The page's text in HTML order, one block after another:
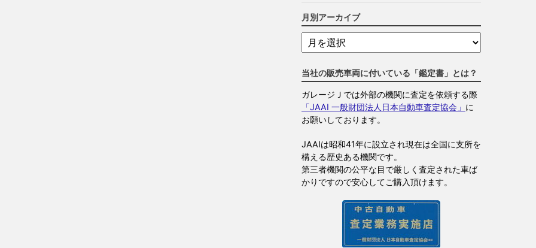
月別アーカイブ
当社の販売車両に付いている「鑑定書」とは？
ガレージＪでは外部の機関に査定を依頼する際
「JAAI 一般財団法人日本自動車査定協会」 に
お願いしております。
JAAIは昭和41年に設立され現在は全国に支所を
構える歴史ある機関です。
第三者機関の公平な目で厳しく査定された車ば
かりですので安心してご購入頂けます。